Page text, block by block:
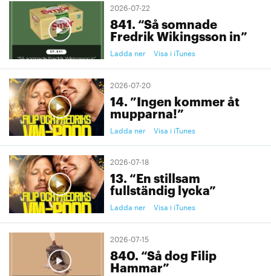
2026-07-22
841. “Så somnade
Fredrik Wikingsson in”
Ladda ner Visa i iTunes
2026-07-20
14. ”Ingen kommer åt
mupparna!”
Ladda ner Visa i iTunes
2026-07-18
13. “En stillsam
fullständig lycka”
Ladda ner Visa i iTunes
2026-07-15
840. “Så dog Filip
Hammar”